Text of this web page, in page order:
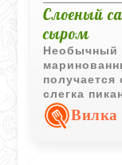
Слоеный
сыром
Необычный
слегка
вкус мягче,
приятную
Вилка